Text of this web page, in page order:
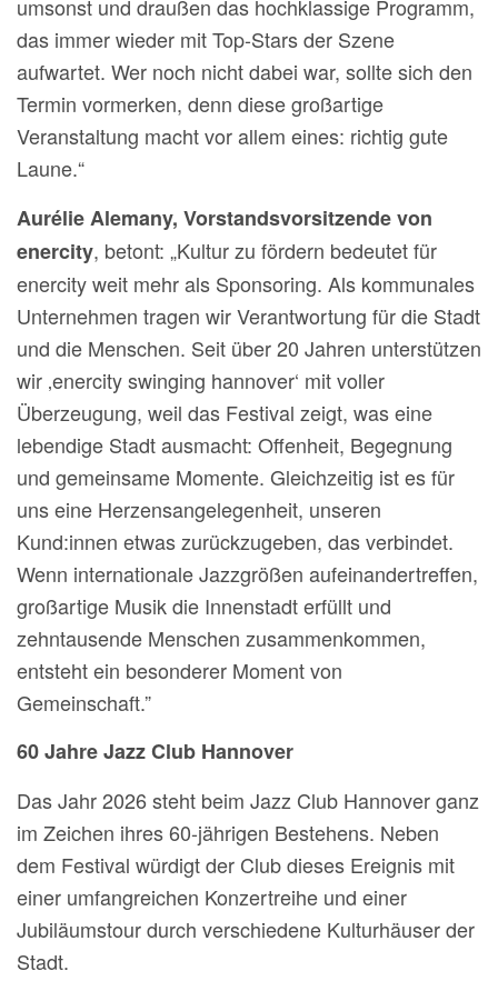
umsonst und draußen das hochklassige Programm,
das immer wieder mit Top-Stars der Szene
aufwartet. Wer noch nicht dabei war, sollte sich den
Termin vormerken, denn diese großartige
Veranstaltung macht vor allem eines: richtig gute
Laune.“
Aurélie Alemany, Vorstandsvorsitzende von
enercity, betont: „Kultur zu fördern bedeutet für
enercity weit mehr als Sponsoring. Als kommunales
Unternehmen tragen wir Verantwortung für die Stadt
und die Menschen. Seit über 20 Jahren unterstützen
wir ‚enercity swinging hannover‘ mit voller
Überzeugung, weil das Festival zeigt, was eine
lebendige Stadt ausmacht: Offenheit, Begegnung
und gemeinsame Momente. Gleichzeitig ist es für
uns eine Herzensangelegenheit, unseren
Kund:innen etwas zurückzugeben, das verbindet.
Wenn internationale Jazzgrößen aufeinandertreffen,
großartige Musik die Innenstadt erfüllt und
zehntausende Menschen zusammenkommen,
entsteht ein besonderer Moment von
Gemeinschaft.”
60 Jahre Jazz Club Hannover
Das Jahr 2026 steht beim Jazz Club Hannover ganz
im Zeichen ihres 60-jährigen Bestehens. Neben
dem Festival würdigt der Club dieses Ereignis mit
einer umfangreichen Konzertreihe und einer
Jubiläumstour durch verschiedene Kulturhäuser der
Stadt.